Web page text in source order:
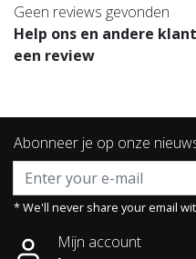
Geen reviews gevonden
Help ons en andere
een review
Abonneer je op onze
* We'll never share your email
Mijn account